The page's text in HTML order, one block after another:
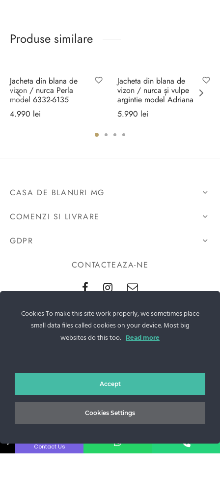
Produse similare
Jacheta din blana de
vizon / nurca Perla
model 6332-6135
4.990 lei
Jacheta din blana de
vizon / nurca și vulpe
argintie model Adriana
5.990 lei
CASA DE BLANURI MG
COMENZI SI LIVRARE
GDPR
CONTACTEAZA-NE
+40 727 225 262
Noutati Casa de blanuri MG
Cookies To make this site work properly, we sometimes place
small data files called cookies on your device. Most big
websites do this too.
Read more
Accept
Cookies Settings
↓ Contact Us